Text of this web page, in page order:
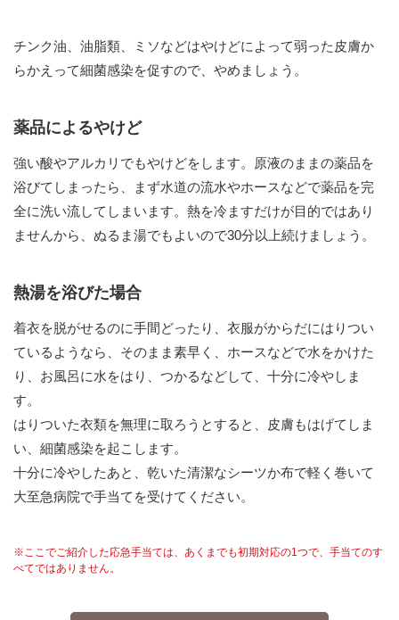
チンク油、油脂類、ミソなどはやけどによって弱った皮膚か
らかえって細菌感染を促すので、やめましょう。
薬品によるやけど
強い酸やアルカリでもやけどをします。原液のままの薬品を
浴びてしまったら、まず水道の流水やホースなどで薬品を完
全に洗い流してしまいます。熱を冷ますだけが目的ではあり
ませんから、ぬるま湯でもよいので30分以上続けましょう。
熱湯を浴びた場合
着衣を脱がせるのに手間どったり、衣服がからだにはりつい
ているようなら、そのまま素早く、ホースなどで水をかけた
り、お風呂に水をはり、つかるなどして、十分に冷やしま
す。
はりついた衣類を無理に取ろうとすると、皮膚もはげてしま
い、細菌感染を起こします。
十分に冷やしたあと、乾いた清潔なシーツか布で軽く巻いて
大至急病院で手当てを受けてください。
※ここでご紹介した応急手当ては、あくまでも初期対応の1つで、手当てのす
べてではありません。